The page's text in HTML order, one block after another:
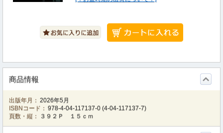
商品情報
出版年月： 2026年5月
ISBNコード： 978-4-04-117137-0 (4-04-117137-7)
頁数・縦：
３９２Ｐ １５ｃｍ